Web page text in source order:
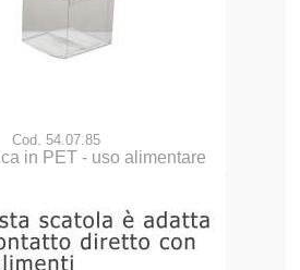
Cod. 54.07.85
in PET - uso alimentare